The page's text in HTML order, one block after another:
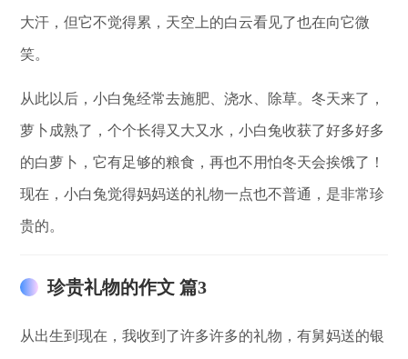
大汗，但它不觉得累，天空上的白云看见了也在向它微
笑。
从此以后，小白兔经常去施肥、浇水、除草。冬天来了，
萝卜成熟了，个个长得又大又水，小白兔收获了好多好多
的白萝卜，它有足够的粮食，再也不用怕冬天会挨饿了！
现在，小白兔觉得妈妈送的礼物一点也不普通，是非常珍
贵的。
珍贵礼物的作文 篇3
从出生到现在，我收到了许多许多的礼物，有舅妈送的银